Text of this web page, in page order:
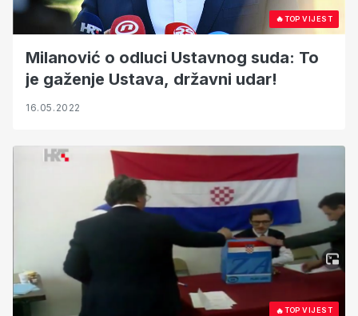
🔥TOP VIJEST
Milanović o odluci Ustavnog suda: To
je gaženje Ustava, državni udar!
16.05.2022
🔥TOP VIJEST